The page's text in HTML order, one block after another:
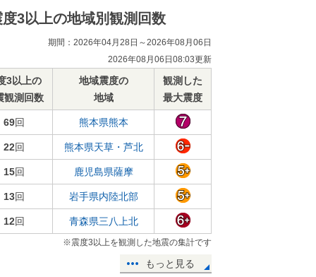
度3以上の地域別観測回数
期間：2026年04月28日～2026年08月06日
2026年08月06日08:03更新
3以上の
観測回数
地域震度の
地域
観測した
最大震度
69回 熊本県熊本
22回 熊本県天草・芦北
15回 鹿児島県薩摩
13回 岩手県内陸北部
12回 青森県三八上北
※震度3以上を観測した地震の集計です
もっと見る